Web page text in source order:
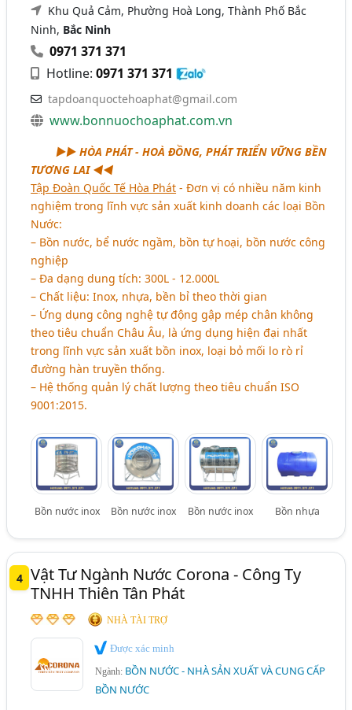
Khu Quả Cảm, Phường Hoà Long, Thành Phố Bắc
Ninh, Bắc Ninh
0971 371 371
Hotline:0971 371 371
tapdoanquoctehoaphat@gmail.com
www.bonnuochoaphat.com.vn
►► HÒA PHÁT - HOÀ ĐỒNG, PHÁT TRIỂN VỮNG BỀN
TƯƠNG LAI ◄◄
Tập Đoàn Quốc Tế Hòa Phát - Đơn vị có nhiều năm kinh
nghiệm trong lĩnh vực sản xuất kinh doanh các loại Bồn
Nước:
– Bồn nước, bể nước ngầm, bồn tự hoại, bồn nước công
nghiệp
– Đa dạng dung tích: 300L - 12.000L
– Chất liệu: Inox, nhựa, bền bỉ theo thời gian
– Ứng dụng công nghệ tự động gập mép chân không
theo tiêu chuẩn Châu Âu, là ứng dụng hiện đại nhất
trong lĩnh vực sản xuất bồn inox, loại bỏ mối lo rò rỉ
đường hàn truyền thống.
– Hệ thống quản lý chất lượng theo tiêu chuẩn ISO
9001:2015.
Bồn nước inox Bồn nước inox Bồn nước inox Bồn nhựa
4 Vật Tư Ngành Nước Corona - Công Ty
TNHH Thiên Tân Phát
NHÀ TÀI TRỢ
Được xác minh
Ngành: BỒN NƯỚC - NHÀ SẢN XUẤT VÀ CUNG CẤP
BỒN NƯỚC